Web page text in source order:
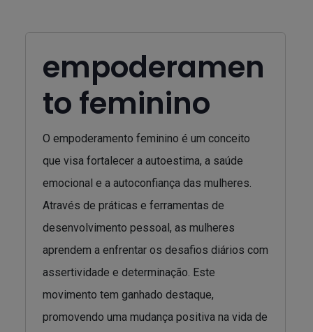
empoderamen
to feminino
O empoderamento feminino é um conceito
que visa fortalecer a autoestima, a saúde
emocional e a autoconfiança das mulheres.
Através de práticas e ferramentas de
desenvolvimento pessoal, as mulheres
aprendem a enfrentar os desafios diários com
assertividade e determinação. Este
movimento tem ganhado destaque,
promovendo uma mudança positiva na vida de